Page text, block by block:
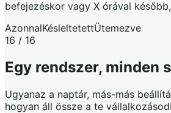
befejezéskor vagy X órával
AzonnalKésleltetettÜtemezve
16 / 16
Egy rendszer, minden
Ugyanaz a naptár, más-más
hogyan áll össze a te